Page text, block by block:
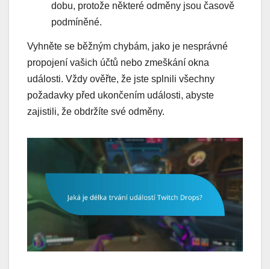
dobu, protože některé odměny jsou časově
podmíněné.
Vyhněte se běžným chybám, jako je nesprávné
propojení vašich účtů nebo zmeškání okna
události. Vždy ověřte, že jste splnili všechny
požadavky před ukončením události, abyste
zajistili, že obdržíte své odměny.